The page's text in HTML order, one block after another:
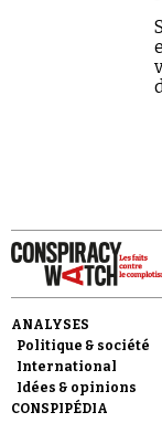
ANALYSES
Politique & société
International
Idées & opinions
CONSPIPÉDIA